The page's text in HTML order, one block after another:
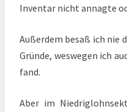
Inventar nicht annagte
Außerdem besaß ich nie
Gründe, weswegen ich
fand.
Aber im